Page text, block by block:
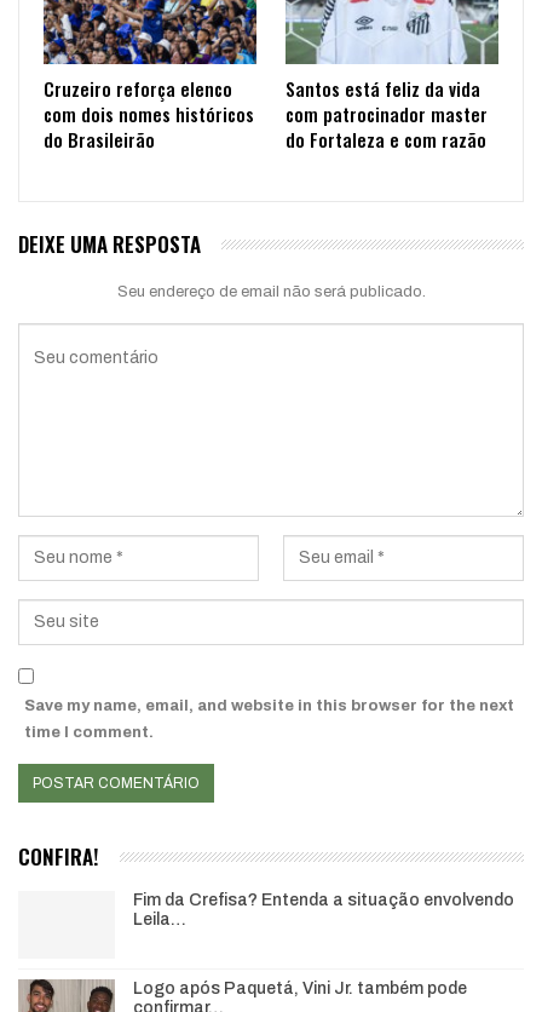
Cruzeiro reforça elenco
com dois nomes históricos
do Brasileirão
Santos está feliz da vida
com patrocinador master
do Fortaleza e com razão
DEIXE UMA RESPOSTA
Seu endereço de email não será publicado.
Save my name, email, and website in this browser for the next
time I comment.
CONFIRA!
Fim da Crefisa? Entenda a situação envolvendo
Leila…
Logo após Paquetá, Vini Jr. também pode
confirmar…